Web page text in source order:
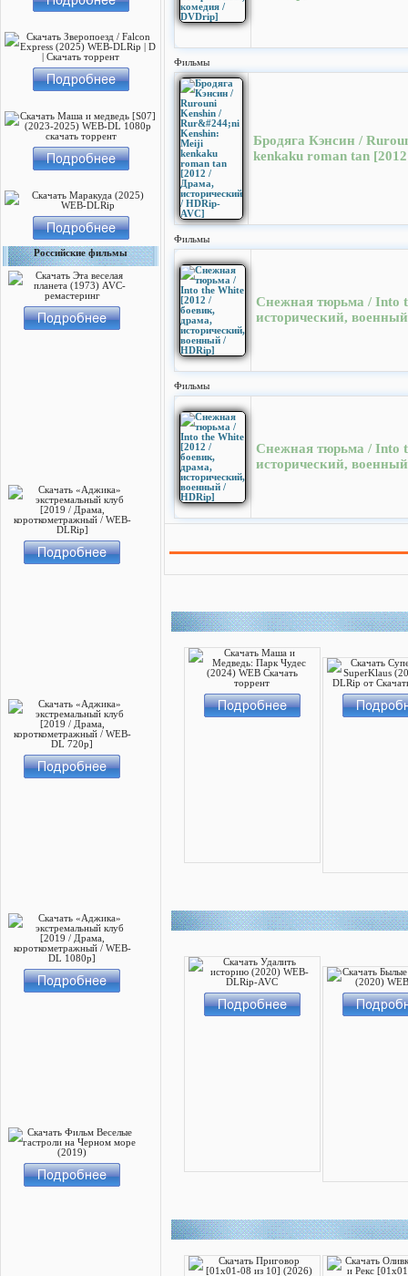
Российские фильмы
Фильмы
Бродяга Кэнсин /
kenkaku roman tan
Фильмы
Снежная тюрьма / Into
исторический,
Фильмы
Снежная тюрьма / Into
исторический,